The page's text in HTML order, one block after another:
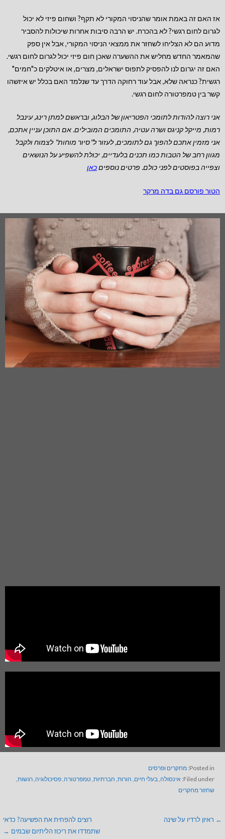
אז האם זה באמת אומר שהניסוי המקורי לא תקף? ושחום פיזי לא יכול
לגרום לחום רגשי? לא בהכרח. יש הרבה סיבות אחרות שיכולות להסביר
מדוע הם לא הצליחו לשחזר את ממצאי הניסוי המקורי, אבל אין ספק
שהמאמר החדש מחליש את ההשערה שאכן חום פיזי יכול לגרום לחום רגשי.
האם זה יגרום לנו להפסיק לתפוס ישראלים, מצרים, או איטלקים כ"חמים"
רגשית? כנראה שלא, אבל עוד רחוקה הדרך עד שנלמד האם בכלל יש איזשהו
קשר בין טמפרטורה לחום רגשי.
אני רוצה להודות לתומכי הפטריאון של הבלוג, ובראשם למתן רינג, עינבל
רמות, מייקל קניגס ושרה עטיה, התומכים המובילים.אם התוכן עניין אתכם,
אני מזמין אתכם להפוך גם לתומכים, לעזור ל"סיור מוחות" לצמוח ולקבל
מגוון רחב של הטבות כמו תכנים בלעדיים, יכולת להשפיע על הנושאים
וצפייה בפוסטים לפני כולם. פרטים נוספיםכאן
הטור פורסם גם בדה מרקר
Posted in: מחקרים ופרסים
Filed under: אינסולה,בעלי חיים, הורות, חברתיות,טמפרטורה,פסיכולוגיה,רגשות,
שחזור מחקרים
← ראיון לרדיו על שינה
רוצים להפחית את הפשיעה? כדאי
שתמדדו את ריכוז הליתיום שבמים →